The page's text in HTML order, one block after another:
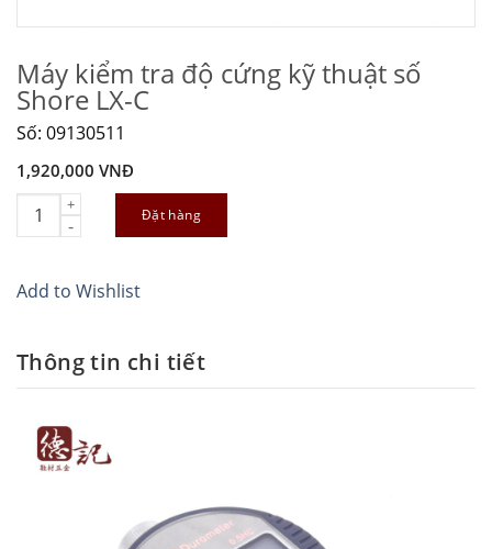
Máy kiểm tra độ cứng kỹ thuật số
Shore LX-C
Số: 09130511
1,920,000 VNĐ
Máy kiểm tra độ cứng kỹ thuật số Shore LX-C quantity
Đặt hàng
Add to Wishlist
Thông tin chi tiết